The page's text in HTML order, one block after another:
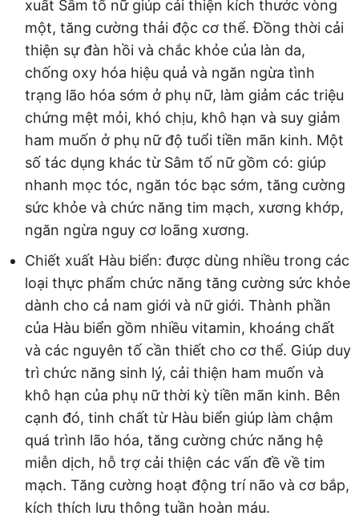
xuất Sâm tố nữ giúp cải thiện kích thước vòng
một, tăng cường thải độc cơ thể. Đồng thời cải
thiện sự đàn hồi và chắc khỏe của làn da,
chống oxy hóa hiệu quả và ngăn ngừa tình
trạng lão hóa sớm ở phụ nữ, làm giảm các triệu
chứng mệt mỏi, khó chịu, khô hạn và suy giảm
ham muốn ở phụ nữ độ tuổi tiền mãn kinh. Một
số tác dụng khác từ Sâm tố nữ gồm có: giúp
nhanh mọc tóc, ngăn tóc bạc sớm, tăng cường
sức khỏe và chức năng tim mạch, xương khớp,
ngăn ngừa nguy cơ loãng xương.
Chiết xuất Hàu biển: được dùng nhiều trong các
loại thực phẩm chức năng tăng cường sức khỏe
dành cho cả nam giới và nữ giới. Thành phần
của Hàu biển gồm nhiều vitamin, khoáng chất
và các nguyên tố cần thiết cho cơ thể. Giúp duy
trì chức năng sinh lý, cải thiện ham muốn và
khô hạn của phụ nữ thời kỳ tiền mãn kinh. Bên
cạnh đó, tinh chất từ Hàu biển giúp làm chậm
quá trình lão hóa, tăng cường chức năng hệ
miễn dịch, hỗ trợ cải thiện các vấn đề về tim
mạch. Tăng cường hoạt động trí não và cơ bắp,
kích thích lưu thông tuần hoàn máu.